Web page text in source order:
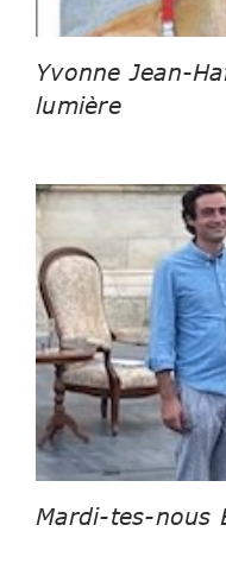
Yvonne Jean-
lumière
Mardi-tes-nous